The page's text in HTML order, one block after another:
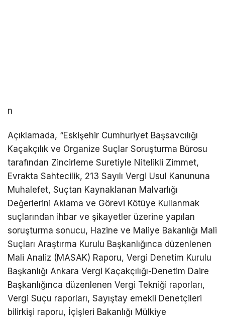
n
Açıklamada, “Eskişehir Cumhuriyet Başsavcılığı
Kaçakçılık ve Organize Suçlar Soruşturma Bürosu
tarafından Zincirleme Suretiyle Nitelikli Zimmet,
Evrakta Sahtecilik, 213 Sayılı Vergi Usul Kanununa
Muhalefet, Suçtan Kaynaklanan Malvarlığı
Değerlerini Aklama ve Görevi Kötüye Kullanmak
suçlarından ihbar ve şikayetler üzerine yapılan
soruşturma sonucu, Hazine ve Maliye Bakanlığı Mali
Suçları Araştırma Kurulu Başkanlığınca düzenlenen
Mali Analiz (MASAK) Raporu, Vergi Denetim Kurulu
Başkanlığı Ankara Vergi Kaçakçılığı-Denetim Daire
Başkanlığınca düzenlenen Vergi Tekniği raporları,
Vergi Suçu raporları, Sayıştay emekli Denetçileri
bilirkişi raporu, İçişleri Bakanlığı Mülkiye